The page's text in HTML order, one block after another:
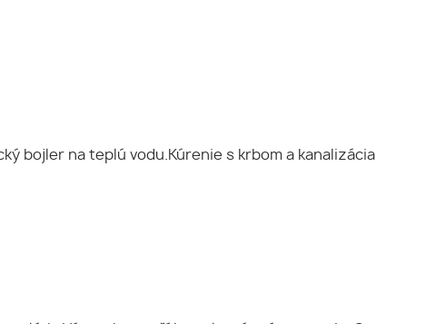
bojler na teplú vodu.Kúrenie s krbom a kanalizácia